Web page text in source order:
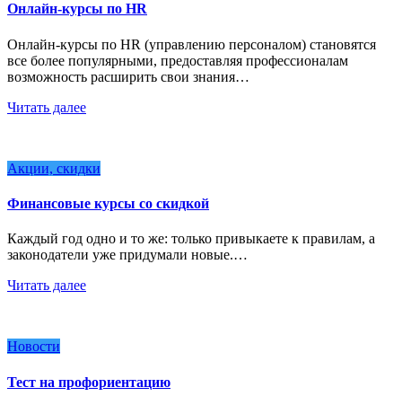
Онлайн-курсы по HR
Онлайн-курсы по HR (управлению персоналом) становятся
все более популярными, предоставляя профессионалам
возможность расширить свои знания…
Читать далее
Акции, скидки
Финансовые курсы со скидкой
Каждый год одно и то же: только привыкаете к правилам, а
законодатели уже придумали новые.…
Читать далее
Новости
Тест на профориентацию